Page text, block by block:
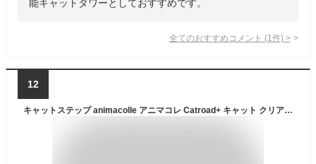
能キャットタワーとしておすすめです。
全てのおすすめコメント (1 件) >
12
キャットステップ animacolle アニマコレ Catroad+ キャット クリアステップ cp259 猫 賃貸 キャットステップ キャットウォーク 壁 DIY 上下運動 キャットタワー 透明 クリア